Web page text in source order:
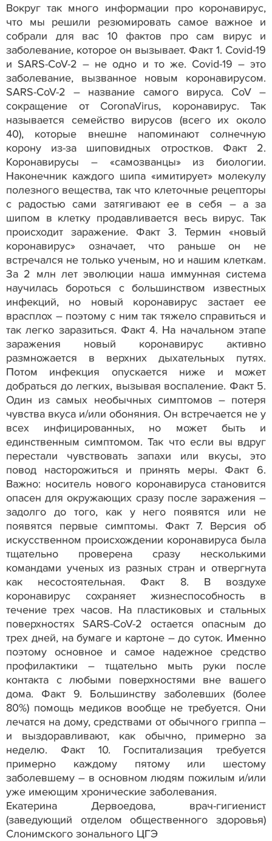
Вокруг так много информации про коронавирус,
что мы решили резюмировать самое важное и
собрали для вас 10 фактов про сам вирус и
заболевание, которое он вызывает. Факт 1. Covid-19
и SARS-CoV-2 – не одно и то же. Covid-19 – это
заболевание, вызванное новым коронавирусом.
SARS-CoV-2 – название самого вируса. CoV –
сокращение от CoronaVirus, коронавирус. Так
называется семейство вирусов (всего их около
40), которые внешне напоминают солнечную
корону из-за шиповидных отростков. Факт 2.
Коронавирусы – «самозванцы» из биологии.
Наконечник каждого шипа «имитирует» молекулу
полезного вещества, так что клеточные рецепторы
с радостью сами затягивают ее в себя – а за
шипом в клетку продавливается весь вирус. Так
происходит заражение. Факт 3. Термин «новый
коронавирус» означает, что раньше он не
встречался не только ученым, но и нашим клеткам.
За 2 млн лет эволюции наша иммунная система
научилась бороться с большинством известных
инфекций, но новый коронавирус застает ее
врасплох – поэтому с ним так тяжело справиться и
так легко заразиться. Факт 4. На начальном этапе
заражения новый коронавирус активно
размножается в верхних дыхательных путях.
Потом инфекция опускается ниже и может
добраться до легких, вызывая воспаление. Факт 5.
Один из самых необычных симптомов – потеря
чувства вкуса и/или обоняния. Он встречается не у
всех инфицированных, но может быть и
единственным симптомом. Так что если вы вдруг
перестали чувствовать запахи или вкусы, это
повод насторожиться и принять меры. Факт 6.
Важно: носитель нового коронавируса становится
опасен для окружающих сразу после заражения –
задолго до того, как у него появятся или не
появятся первые симптомы. Факт 7. Версия об
искусственном происхождении коронавируса была
тщательно проверена сразу несколькими
командами ученых из разных стран и отвергнута
как несостоятельная. Факт 8. В воздухе
коронавирус сохраняет жизнеспособность в
течение трех часов. На пластиковых и стальных
поверхностях SARS-CoV-2 остается опасным до
трех дней, на бумаге и картоне – до суток. Именно
поэтому основное и самое надежное средство
профилактики – тщательно мыть руки после
контакта с любыми поверхностями вне вашего
дома. Факт 9. Большинству заболевших (более
80%) помощь медиков вообще не требуется. Они
лечатся на дому, средствами от обычного гриппа –
и выздоравливают, как обычно, примерно за
неделю. Факт 10. Госпитализация требуется
примерно каждому пятому или шестому
заболевшему – в основном людям пожилым и/или
уже имеющим хронические заболевания.
Екатерина Дервоедова, врач-гигиенист
(заведующий отделом общественного здоровья)
Слонимского зонального ЦГЭ